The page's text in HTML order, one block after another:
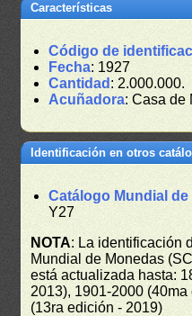
Características
Código de
Fecha: 1927
Cantidad : 2.000.000.
Acuñadora: Casa de
Identificación en otros
Catálogo Mundial
Y27
NOTA: La identificación
Mundial de Monedas
está actualizada hasta:
2013), 1901-2000
(13ra edición - 2019)